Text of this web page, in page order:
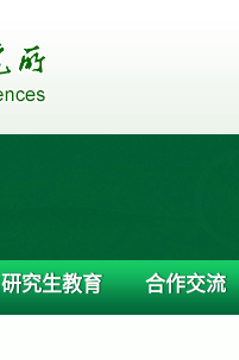
研究生教育 合作交流